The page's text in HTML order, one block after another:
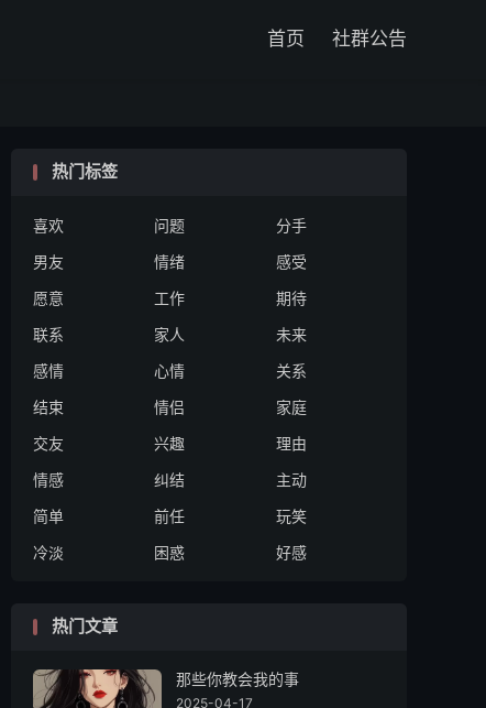
首页 社群公告
热门标签
喜欢 问题
分手
男友
情绪
感受
愿意
工作
期待
联系
家人
未来
感情
心情
关系
结束
情侣
家庭
交友
兴趣
理由
情感
纠结
主动
简单
前任
玩笑
冷淡
困惑 好感
热门文章
那些你教会我的事
2025-04-17